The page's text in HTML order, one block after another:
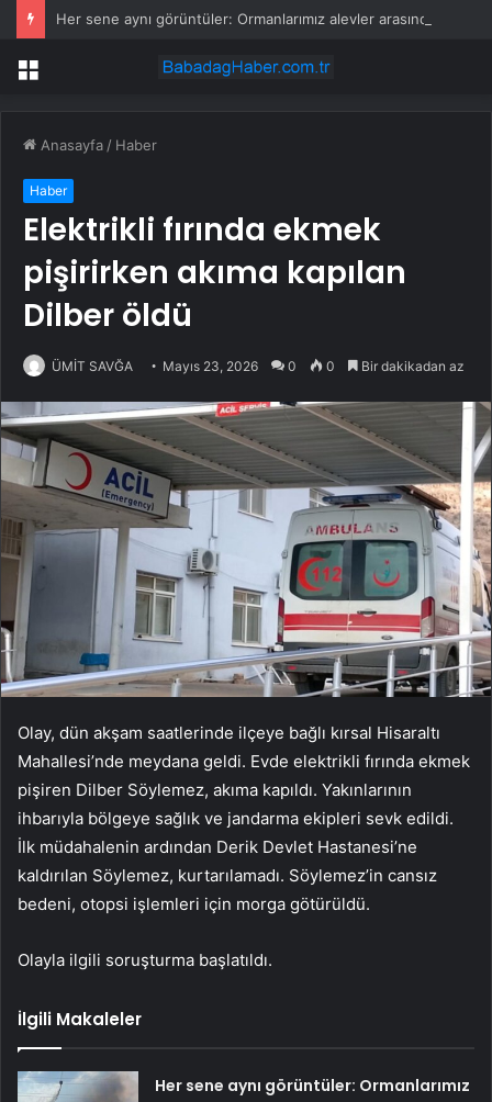
Menü
Anasayfa / Haber
Haber
Elektrikli fırında ekmek
pişirirken akıma kapılan
Dilber öldü
ÜMİT SAVĞA Mayıs 23, 2026 0 0 Bir dakikadan az
Olay, dün akşam saatlerinde ilçeye bağlı kırsal Hisaraltı
Mahallesi’nde meydana geldi. Evde elektrikli fırında ekmek
pişiren Dilber Söylemez, akıma kapıldı. Yakınlarının
ihbarıyla bölgeye sağlık ve jandarma ekipleri sevk edildi.
İlk müdahalenin ardından Derik Devlet Hastanesi’ne
kaldırılan Söylemez, kurtarılamadı. Söylemez’in cansız
bedeni, otopsi işlemleri için morga götürüldü.
Olayla ilgili soruşturma başlatıldı.
İlgili Makaleler
Her sene aynı görüntüler: Ormanlarımız